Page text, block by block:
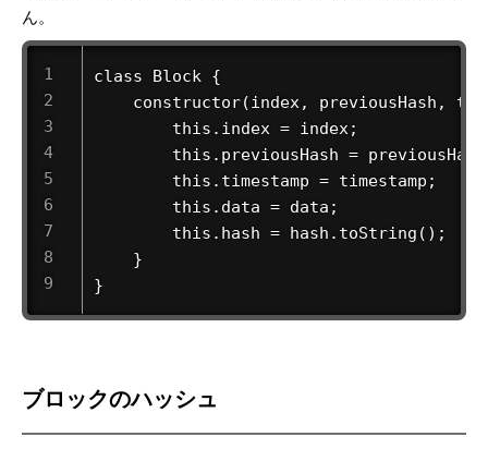
ん。
class Block {
constructor(index, previousHash,
        this.index = index;
this.previousHash =
        this.timestamp = timestamp;
        this.data = data;
        this.hash = hash.toString();
    }
}
ブロックのハッシュ